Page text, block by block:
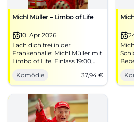
Michl Müller – Limbo of Life
10. Apr 2026
Lach dich frei in der
Frankenhalle: Michl Müller mit
Limbo of Life. Einlass 19:00,
Beginn 20:00, Tickets ab 37,94
€. Beste Publikumsreaktion
garantiert – jetzt Plätze
sichern! #LimboOfLife
Komödie 37,94 €